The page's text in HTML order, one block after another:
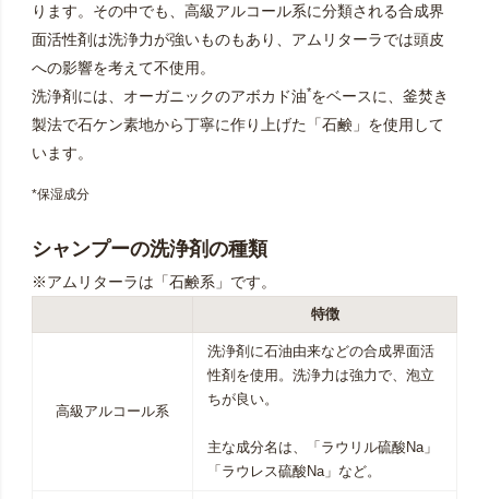
ります。その中でも、高級アルコール系に分類される合成界
面活性剤は洗浄力が強いものもあり、アムリターラでは頭皮
への影響を考えて不使用。
洗浄剤には、オーガニックのアボカド油*をベースに、釜焚き
製法で石ケン素地から丁寧に作り上げた「石鹸」を使用して
います。
*保湿成分
シャンプーの洗浄剤の種類
※アムリターラは「石鹸系」です。
特徴
高級アルコール系
洗浄剤に石油由来などの合成界面活
性剤を使用。洗浄力は強力で、泡立
ちが良い。
主な成分名は、「ラウリル硫酸Na」
「ラウレス硫酸Na」など。